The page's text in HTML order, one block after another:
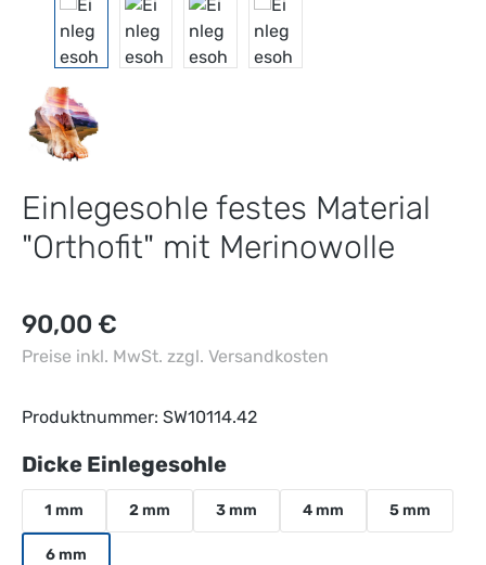
Einlegesohle festes Material
"Orthofit" mit Merinowolle
Regulärer Preis:
90,00 €
Preise inkl. MwSt. zzgl. Versandkosten
Produktnummer: SW10114.42
Dicke Einlegesohleauswählen
1 mm 2 mm 3 mm 4 mm 5 mm
6 mm